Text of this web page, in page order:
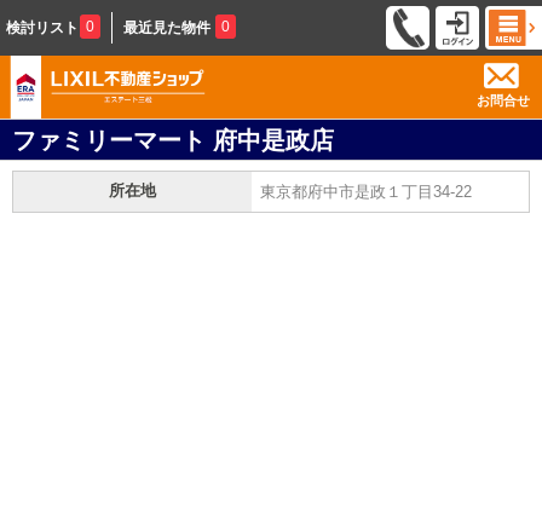
検討リスト 0 最近見た物件 0
お問合せ
ファミリーマート 府中是政店
所在地 東京都府中市是政１丁目34-22